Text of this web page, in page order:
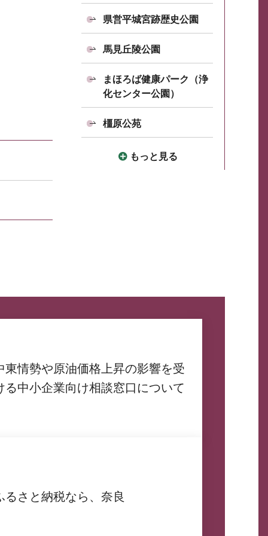
県営平城宮跡歴史公園
馬見丘陵公園
まほろば健康パーク（浄
化センター公園）
橿原公苑
もっと見る
東情勢や原油価格上昇の影響を受
る中小企業向け相談窓口について
るさと納税なら、奈良